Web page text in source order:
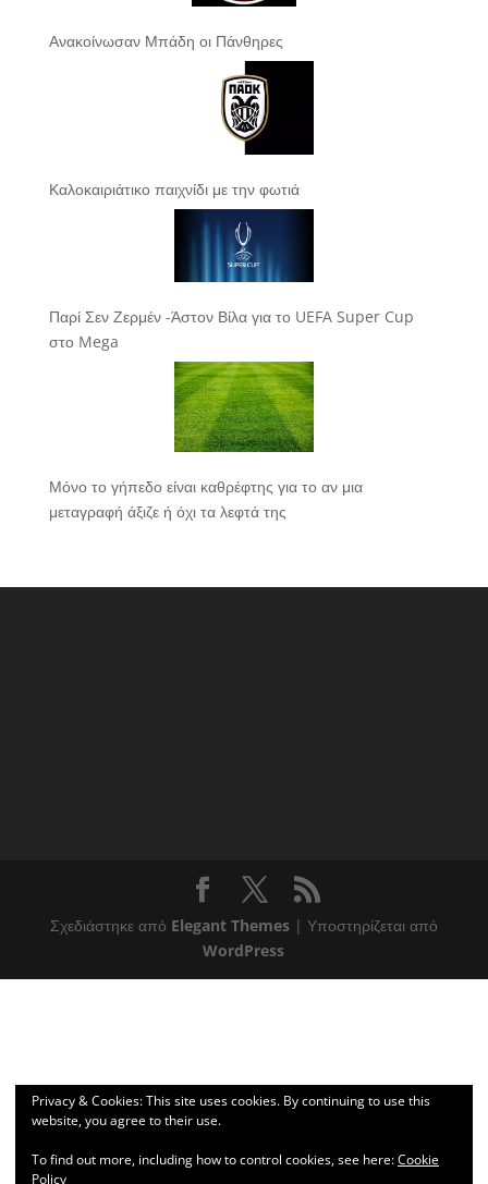
Ανακοίνωσαν Μπάδη οι Πάνθηρες
Καλοκαιριάτικο παιχνίδι με την φωτιά
Παρί Σεν Ζερμέν -Άστον Βίλα για το UEFA Super Cup
στο Mega
Μόνο το γήπεδο είναι καθρέφτης για το αν μια
μεταγραφή άξιζε ή όχι τα λεφτά της
Σχεδιάστηκε από Elegant Themes| Υποστηρίζεται από
WordPress
Privacy & Cookies: This site uses cookies. By continuing to use this
website, you agree to their use.
To find out more, including how to control cookies, see here:Cookie
Policy